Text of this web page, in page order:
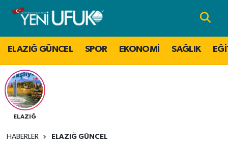
ELAZIĞ GÜNCEL SPOR EKONOMİ SAĞLIK
ELAZIĞ
HABERLER ELAZIĞ GÜNCEL
Nöbetçi Eczaneler
Hava Durumu
Namaz Vakitleri
Trafik Durumu